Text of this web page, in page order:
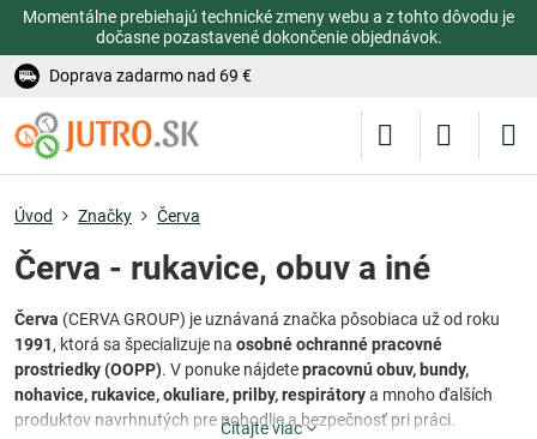
Momentálne prebiehajú technické zmeny webu a z tohto dôvodu je
dočasne pozastavené dokončenie objednávok.
Doprava zadarmo nad 69 €
Úvod Značky Červa
Červa - rukavice, obuv a iné
Červa (CERVA GROUP) je uznávaná značka pôsobiaca už od roku
1991, ktorá sa špecializuje na osobné ochranné pracovné
prostriedky (OOPP). V ponuke nájdetepracovnú obuv, bundy,
nohavice, rukavice, okuliare, prilby, respirátorya mnoho ďalších
produktov navrhnutých pre pohodlie a bezpečnosť pri práci.
Čítajte viac